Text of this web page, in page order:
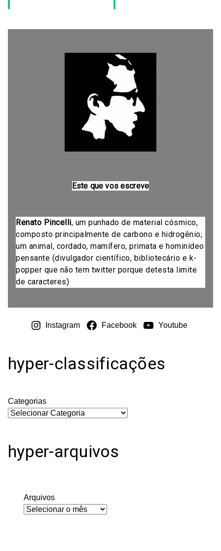
Este que vos escreve
Renato Pincelli, um punhado de material cósmico,
composto principalmente de carbono e hidrogênio;
um animal, cordado, mamífero, primata e hominídeo
pensante (divulgador científico, bibliotecário e k-
popper que não tem twitter porque detesta limite
de caracteres)
Instagram Facebook Youtube
hyper-classificações
Categorias
hyper-arquivos
Arquivos